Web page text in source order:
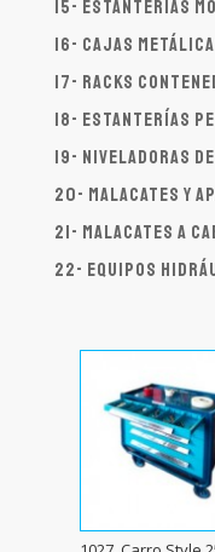
15- Estanterías
16- Cajas
17- Racks
18- Estanterías
19- Niveladoras
20- Malacates y
21- Malacates a
22- Equipos